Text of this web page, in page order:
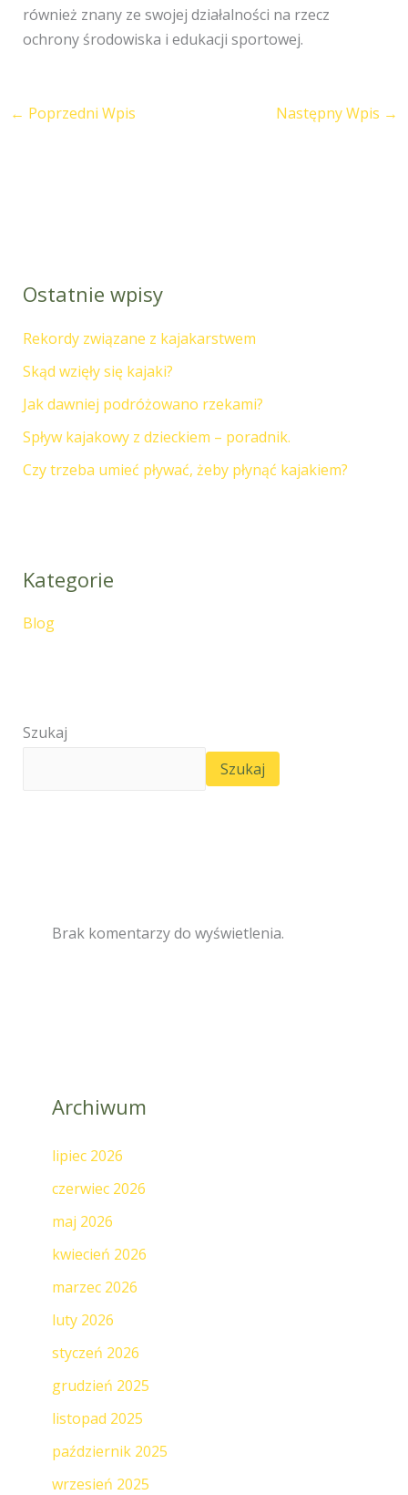
również znany ze swojej działalności na rzecz
ochrony środowiska i edukacji sportowej.
← Poprzedni Wpis Następny Wpis →
Ostatnie wpisy
Rekordy związane z kajakarstwem
Skąd wzięły się kajaki?
Jak dawniej podróżowano rzekami?
Spływ kajakowy z dzieckiem – poradnik.
Czy trzeba umieć pływać, żeby płynąć kajakiem?
Kategorie
Blog
Szukaj
Szukaj
Brak komentarzy do wyświetlenia.
Archiwum
lipiec 2026
czerwiec 2026
maj 2026
kwiecień 2026
marzec 2026
luty 2026
styczeń 2026
grudzień 2025
listopad 2025
październik 2025
wrzesień 2025